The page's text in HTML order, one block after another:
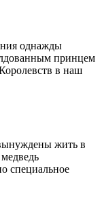
однажды
принцем
в наш
жить в
специальное